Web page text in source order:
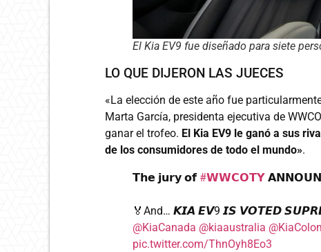
El Kia EV9 fue diseñado para siete
LO QUE DIJERON LAS JUECES
«La elección de este año fue
Marta García, presidenta ejecutiva de
ganar el trofeo. El Kia EV9 le ganó a sus
de los consumidores de todo el mundo».
𝗧𝗵𝗲 𝗷𝘂𝗿𝘆 𝗼𝗳 #𝗪𝗪𝗖𝗢𝗧𝗬
🏅And… 𝙆𝙄𝘼 𝙀𝙑9 𝙄𝙎 𝙑𝙊𝙏𝙀𝘿
@KiaCanada @kiaaustralia
pic.twitter.com/ThnOyh8Eo3